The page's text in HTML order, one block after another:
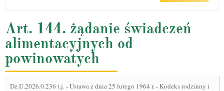
Art. 144. żądanie świadczeń
alimentacyjnych od
powinowatych
Dz.U.2026.0.236 t.j.-Ustawa z dnia 25 lutego 1964 r. - Kodeks rodzinny i